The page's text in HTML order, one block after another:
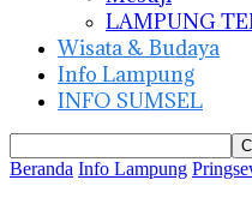
LAMPUNG
Wisata & Budaya
Info Lampung
INFO SUMSEL
Beranda Info Lampung